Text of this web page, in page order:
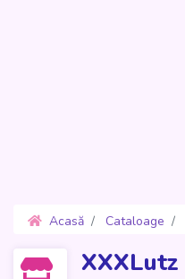
Acasă Cataloage
XXXLutz